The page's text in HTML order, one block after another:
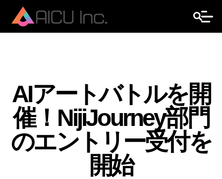
AIアートバトルを開
催！NijiJourney部門
のエントリー受付を
開始